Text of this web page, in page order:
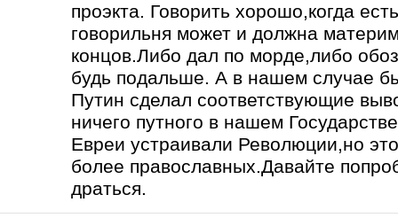
проэкта. Говорить хорошо,когда
говорильня может и должна
концов.Либо дал по морде,либо
будь подальше. А в нашем случае
Путин сделал соответствующие
ничего путного в нашем
Евреи устраивали Революции,но
более православных.Давайте
драться.